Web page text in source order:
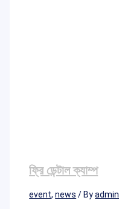
ফ্রি ডেন্টাল ক্যাম্প
event,news / Byadmin